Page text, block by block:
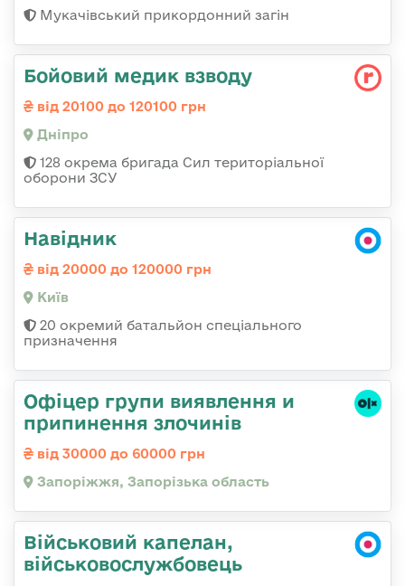
Мукачівський прикордонний загін
Бойовий медик взводу
від 20100 до 120100 грн
Дніпро
128 окрема бригада Сил територіальної
оборони ЗСУ
Навідник
від 20000 до 120000 грн
Київ
20 окремий батальйон спеціального
призначення
Офіцер групи виявлення и
припинення злочинів
від 30000 до 60000 грн
Запоріжжя, Запорізька область
Військовий капелан,
військовослужбовець